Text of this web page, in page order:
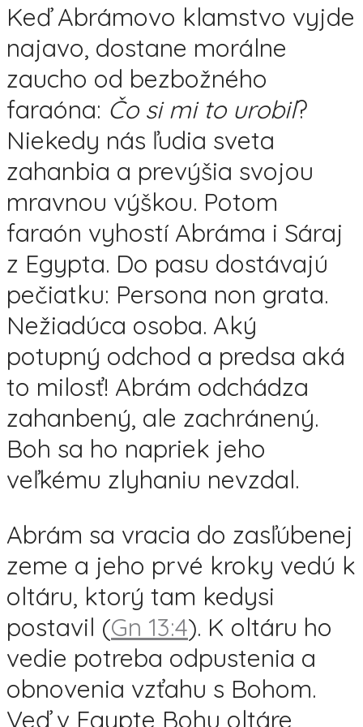
Keď Abrámovo klamstvo vyjde
najavo, dostane morálne
zaucho od bezbožného
faraóna: Čo si mi to urobil?
Niekedy nás ľudia sveta
zahanbia a prevýšia svojou
mravnou výškou. Potom
faraón vyhostí Abráma i Sáraj
z Egypta. Do pasu dostávajú
pečiatku: Persona non grata.
Nežiadúca osoba. Aký
potupný odchod a predsa aká
to milosť! Abrám odchádza
zahanbený, ale zachránený.
Boh sa ho napriek jeho
veľkému zlyhaniu nevzdal.
Abrám sa vracia do zasľúbenej
zeme a jeho prvé kroky vedú k
oltáru, ktorý tam kedysi
postavil (Gn 13:4). K oltáru ho
vedie potreba odpustenia a
obnovenia vzťahu s Bohom.
Veď v Egypte Bohu oltáre